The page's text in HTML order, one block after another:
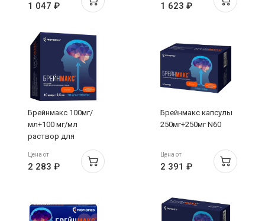
1 047 ₽ 1 623 ₽
Брейнмакс 100мг/
мл+100 мг/мл
раствор для
внутримышечного
введения 2,5мл
Цена от
2 283 ₽
Брейнмакс капсулы
250мг+250мг N60
Цена от
2 391 ₽